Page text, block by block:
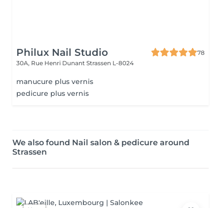
Philux Nail Studio
78
30A, Rue Henri Dunant Strassen L-8024
manucure plus vernis
pedicure plus vernis
We also found Nail salon & pedicure around
Strassen